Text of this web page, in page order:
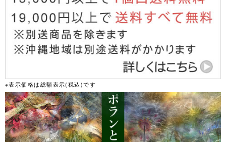
※表示価格は総額表示(税込)です